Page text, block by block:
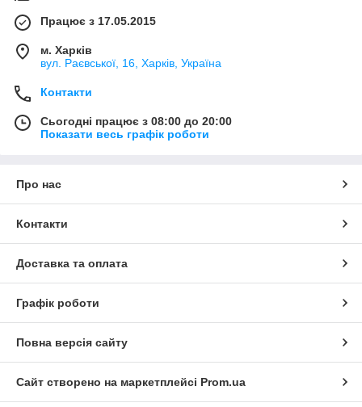
Працює з 17.05.2015
м. Харків
вул. Раєвської, 16, Харків, Україна
Контакти
Сьогодні працює з 08:00 до 20:00
Показати весь графік роботи
Про нас
Контакти
Доставка та оплата
Графік роботи
Повна версія сайту
Сайт створено на маркетплейсі Prom.ua